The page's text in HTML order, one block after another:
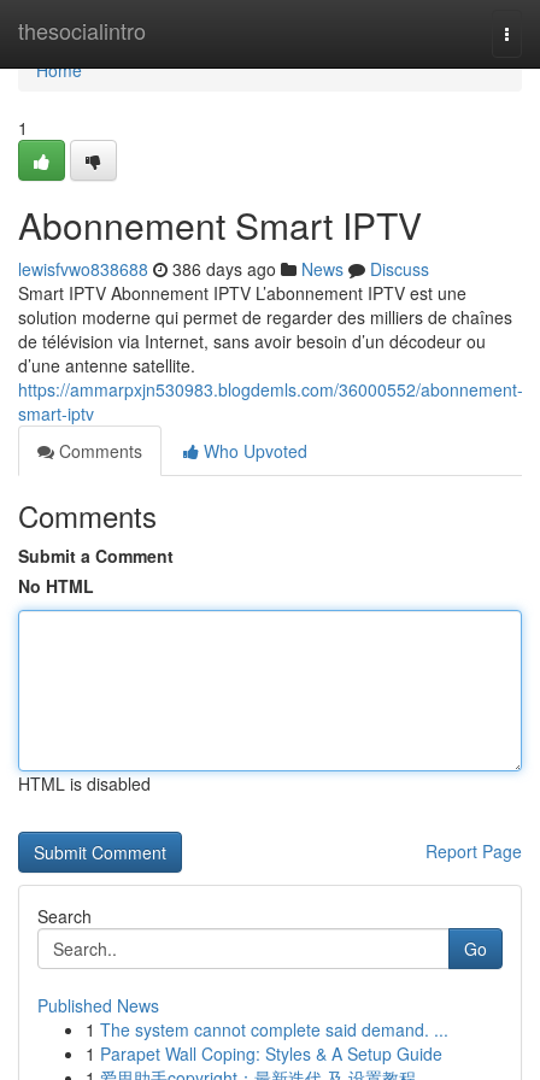
thesocialintro
Home
Home
1
Abonnement Smart IPTV
lewisfvwo838688 386 days ago News
Discuss
Smart IPTV Abonnement IPTV L’abonnement IPTV est une
solution moderne qui permet de regarder des milliers de chaînes
de télévision via Internet, sans avoir besoin d’un décodeur ou
d’une antenne satellite.
https://ammarpxjn530983.blogdemls.com/36000552/abonnement-
smart-iptv
Comments
Who Upvoted
Comments
Submit a Comment
No HTML
HTML is disabled
Report Page
Search
Go
Published News
1 The system cannot complete said demand. ...
1 Parapet Wall Coping: Styles & A Setup Guide